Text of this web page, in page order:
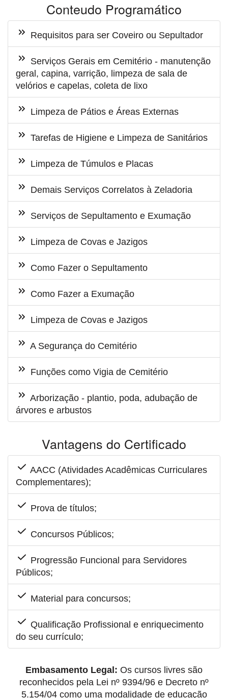
Conteudo Programático
Requisitos para ser Coveiro ou Sepultador
Serviços Gerais em Cemitério - manutenção
geral, capina, varrição, limpeza de sala de
velórios e capelas, coleta de lixo
Limpeza de Pátios e Áreas Externas
Tarefas de Higiene e Limpeza de Sanitários
Limpeza de Túmulos e Placas
Demais Serviços Correlatos à Zeladoria
Serviços de Sepultamento e Exumação
Limpeza de Covas e Jazigos
Como Fazer o Sepultamento
Como Fazer a Exumação
Limpeza de Covas e Jazigos
A Segurança do Cemitério
Funções como Vigia de Cemitério
Arborização - plantio, poda, adubação de
árvores e arbustos
Vantagens do Certificado
AACC (Atividades Acadêmicas Curriculares
Complementares);
Prova de títulos;
Concursos Públicos;
Progressão Funcional para Servidores
Públicos;
Material para concursos;
Qualificação Profissional e enriquecimento
do seu currículo;
Embasamento Legal: Os cursos livres são
reconhecidos pela Lei nº 9394/96 e Decreto nº
5.154/04 como uma modalidade de educação